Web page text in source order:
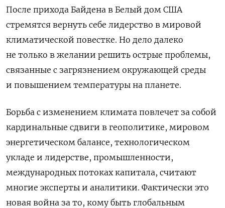
После прихода Байдена в Белый дом США
стремятся вернуть себе лидерство в мировой
климатической повестке. Но дело далеко
не только в желании решить острые проблемы,
связанные с загрязнением окружающей среды
и повышением температуры на планете.
Борьба с изменением климата повлечет за собой
кардинальные сдвиги в геополитике, мировом
энергетическом балансе, технологическом
укладе и лидерстве, промышленности,
международных потоках капитала, считают
многие эксперты и аналитики. Фактически это
новая война за то, кому быть глобальным